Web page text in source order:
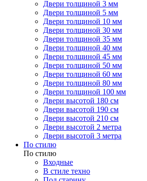
Двери толщиной 3 мм
Двери толщиной 5 мм
Двери толщиной 10 мм
Двери толщиной 30 мм
Двери толщиной 35 мм
Двери толщиной 40 мм
Двери толщиной 45 мм
Двери толщиной 50 мм
Двери толщиной 60 мм
Двери толщиной 80 мм
Двери толщиной 100 мм
Двери высотой 180 см
Двери высотой 190 см
Двери высотой 210 см
Двери высотой 2 метра
Двери высотой 3 метра
По стилю
По стилю
Входные
В стиле техно